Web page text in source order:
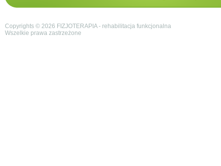
Copyrights © 2026 FIZJOTERAPIA - rehabilitacja funkcjonalna
Wszelkie prawa zastrzeżone